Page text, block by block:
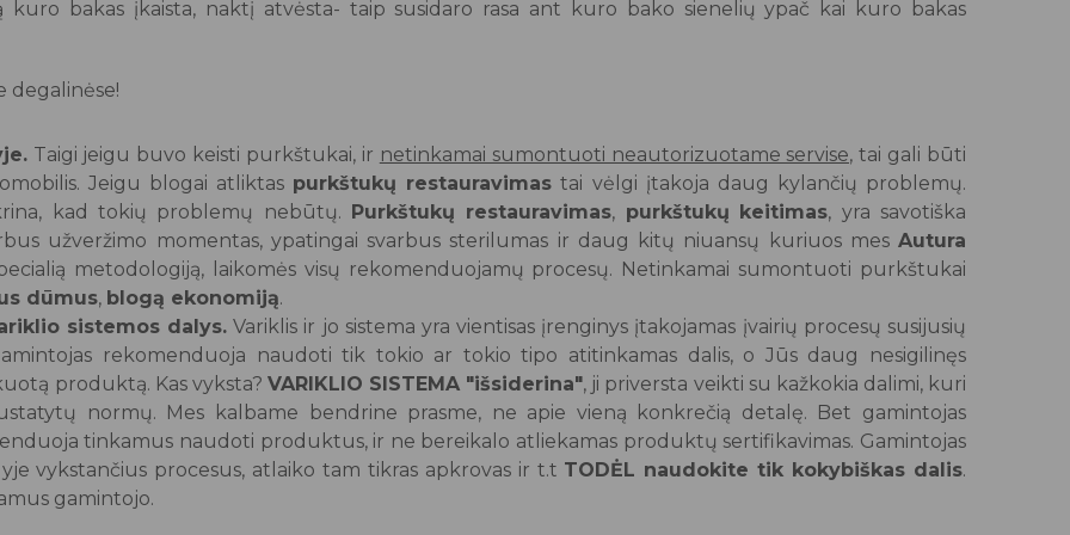
kuro bakas įkaista, naktį atvėsta- taip susidaro rasa ant kuro bako sienelių ypač kai kuro bakas
degalinėse!
Taigi jeigu buvo keisti purkštukai, ir netinkamai sumontuoti neautorizuotame servise, tai gali būti
Jeigu blogai atliktas purkštukų restauravimas tai vėlgi įtakoja daug kylančių problemų.
kad tokių problemų nebūtų. Purkštukų restauravimas, purkštukų keitimas, yra savotiška
užveržimo momentas, ypatingai svarbus sterilumas ir daug kitų niuansų kuriuos mes Autura
metodologiją, laikomės visų rekomenduojamų procesų. Netinkamai sumontuoti purkštukai
dūmus, blogą ekonomiją.
sistemos dalys.Variklis ir jo sistema yra vientisas įrenginys įtakojamas įvairių procesų susijusių
rekomenduoja naudoti tik tokio ar tokio tipo atitinkamas dalis, o Jūs daug nesigilinęs
produktą. Kas vyksta? VARIKLIO SISTEMA "išsiderina", ji priversta veikti su kažkokia dalimi, kuri
normų. Mes kalbame bendrine prasme, ne apie vieną konkrečią detalę. Bet gamintojas
tinkamus naudoti produktus, ir ne bereikalo atliekamas produktų sertifikavimas. Gamintojas
vykstančius procesus, atlaiko tam tikras apkrovas ir t.t TODĖL naudokite tik kokybiškas dalis.
gamintojo.